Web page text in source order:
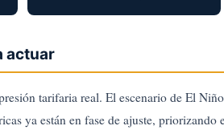
actuar
tarifaria real. El escenario de El
ya están en fase de ajuste,